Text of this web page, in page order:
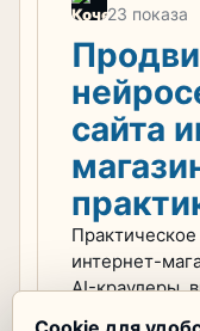
23 показа
сайта
Практическое
интернет-
AI-краулеры,